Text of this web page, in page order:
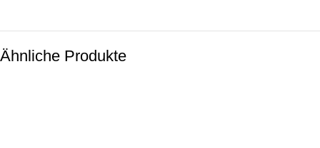
Ähnliche Produkte